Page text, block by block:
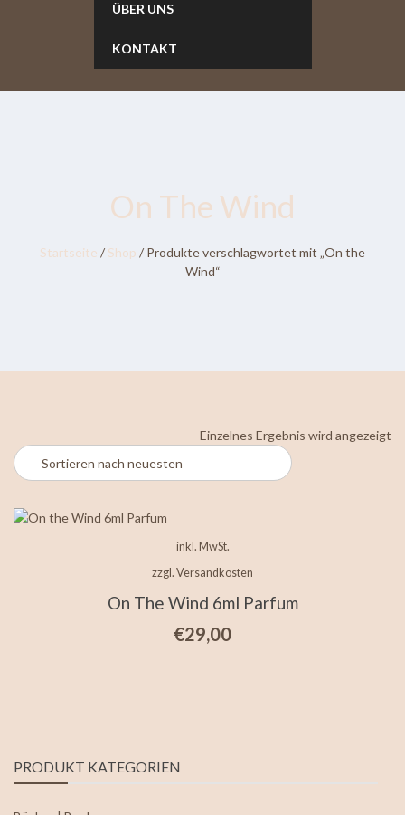
ÜBER UNS
KONTAKT
On The Wind
Startseite / Shop / Produkte verschlagwortet mit „On the
Wind“
Einzelnes Ergebnis wird angezeigt
inkl. MwSt.
zzgl. Versandkosten
On The Wind 6ml Parfum
€29,00
PRODUKT KATEGORIEN